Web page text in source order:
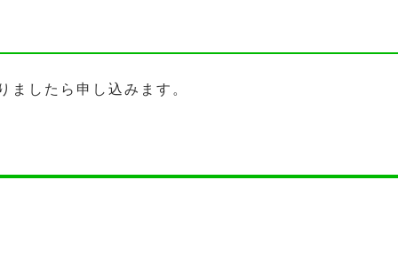
ましたら申し込みます。